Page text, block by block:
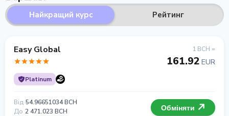
Найкращий курс Рейтинг
Easy Global
Platinum
1 BCH =
161.92 EUR
Від 54.96651034 BCH
До 2 471.023 BCH Обміняти